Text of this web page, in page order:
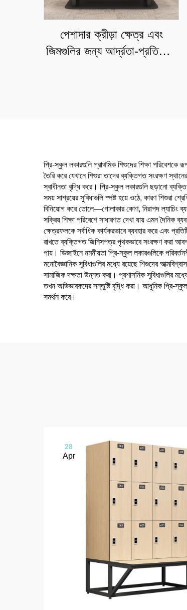
পেশাদার ক্রীড়া ক্ষেত্র এবং
জিমগুলির জন্য আর্দ্রতা-প্রতিরোধী
প্রি-স্কুল লকারগুলি প্রাথমিক শিশুদের শিক্ষা পরিবেশকে
তৈরি করে যেখানে শিশুরা তাদের ব্যক্তিগত সংরক্ষণ
স্বাধীনতা বৃদ্ধি করে। প্রি-স্কুল লকারগুলি ছড়ানো
সময় সাশ্রয়ের সুবিধাগুলি স্পষ্ট হয়ে ওঠে, কারণ শিশুরা
বিনিয়োগ করে তোলে—গোলাকার কোণ, নিরাপদ ল্যাচিং
সক্রিয় শিক্ষা পরিবেশে সাধারণত দেখা যায় এমন দৈনিক
ক্ষেত্রফলকে সর্বাধিক কার্যকরভাবে ব্যবহার করে এবং
রাখতে ব্যক্তিগত জিনিসপত্র পৃথকভাবে সংরক্ষণ করা
পায়। ডিজাইনে নমনীয়তা প্রি-স্কুল লকারগুলিকে
মনোবৈজ্ঞানিক সুবিধাগুলির মধ্যে রয়েছে শিশুদের
সামাজিক দক্ষতা উন্নত করা। প্রশাসনিক সুবিধাগুলির
তখন অভিভাবকদের সন্তুষ্টি বৃদ্ধি করা। আধুনিক প্রি-স্কুল
সমর্থন করে।
28
Apr